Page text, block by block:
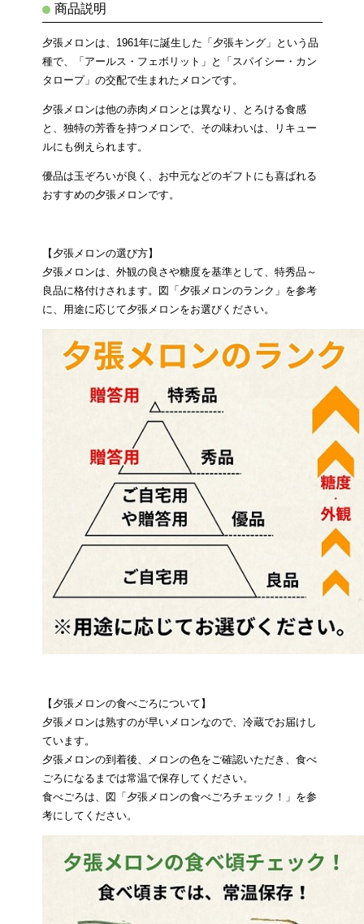
商品説明
夕張メロンは、1961年に誕生した「夕張キング」という品
種で、「アールス・フェボリット」と「スパイシー・カン
タロープ」の交配で生まれたメロンです。
夕張メロンは他の赤肉メロンとは異なり、とろける食感
と、独特の芳香を持つメロンで、その味わいは、リキュー
ルにも例えられます。
優品は玉ぞろいが良く、お中元などのギフトにも喜ばれる
おすすめの夕張メロンです。
【夕張メロンの選び方】
夕張メロンは、外観の良さや糖度を基準として、特秀品～
良品に格付けされます。図「夕張メロンのランク」を参考
に、用途に応じて夕張メロンをお選びください。
【夕張メロンの食べごろについて】
夕張メロンは熟すのが早いメロンなので、冷蔵でお届けし
ています。
夕張メロンの到着後、メロンの色をご確認いただき、食べ
ごろになるまでは常温で保存してください。
食べごろは、図「夕張メロンの食べごろチェック！」を参
考にしてください。